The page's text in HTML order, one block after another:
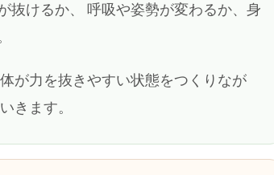
抜けるか、 呼吸や姿勢が変わるか、身
が力を抜きやすい状態をつくりなが
きます。